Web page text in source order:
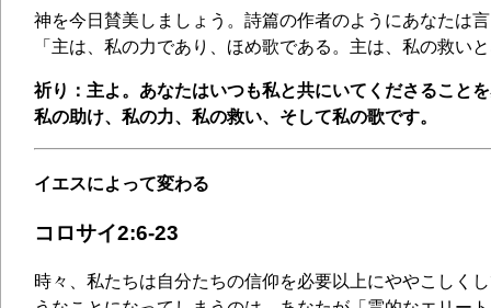
神を今日賛美しましょう。詩篇の作者のようにあなたは
「主は、私の力であり、ほめ歌である。主は、私の救い
祈り：主よ。あなたはいつも私と共にいてくださること
私の助け、私の力、私の救い、そして私の歌です。
イエスによって変わる
コロサイ2:6-23
時々、私たちは自分たちの信仰を必要以上にややこしく